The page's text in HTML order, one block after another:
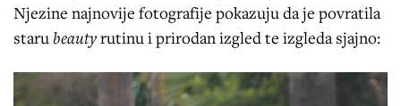
Njezine najnovije fotografije pokazuju da je povratila
staru beautyrutinu i prirodan izgled te izgleda sjajno: